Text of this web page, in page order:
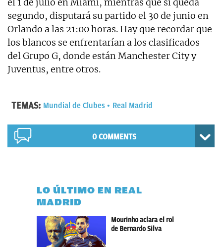
segundo, disputará su partido el 30 de junio en
Orlando a las 21:00 horas. Hay que recordar que
los blancos se enfrentarían a los clasificados
del Grupo G, donde están Manchester City y
Juventus, entre otros.
TEMAS: Mundial de Clubes Real Madrid
0 COMMENTS
LO ÚLTIMO EN REAL
MADRID
Mourinho aclara el rol
de Bernardo Silva